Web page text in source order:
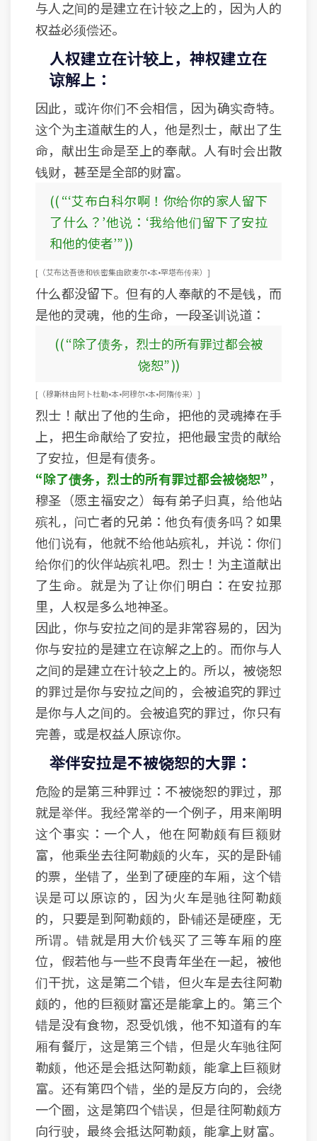
与人之间的是建立在计较之上的，因为人的
权益必须偿还。
人权建立在计较上，神权建立在
谅解上：
因此，或许你们不会相信，因为确实奇特。
这个为主道献生的人，他是烈士，献出了生
命，献出生命是至上的奉献。人有时会出散
钱财，甚至是全部的财富。
(( “‘艾布白科尔啊！你给你的家人留下
了什么？’他说：‘我给他们留下了安拉
和他的使者’” ))
[ （艾布达吾徳和铁密集由欧麦尔•本•罕塔布传来） ]
什么都没留下。但有的人奉献的不是钱，而
是他的灵魂，他的生命，一段圣训说道：
(( “除了债务，烈士的所有罪过都会被
饶恕” ))
[ （穆斯林由阿卜杜勒•本•阿穆尔•本•阿隋传来） ]
烈士！献出了他的生命，把他的灵魂捧在手
上，把生命献给了安拉，把他最宝贵的献给
了安拉，但是有债务。
“除了债务，烈士的所有罪过都会被饶恕” ，
穆圣（愿主福安之）每有弟子归真，给他站
殡礼，问亡者的兄弟：他负有债务吗？如果
他们说有，他就不给他站殡礼，并说：你们
给你们的伙伴站殡礼吧。烈士！为主道献出
了生命。就是为了让你们明白：在安拉那
里，人权是多么地神圣。
因此，你与安拉之间的是非常容易的，因为
你与安拉的是建立在谅解之上的。而你与人
之间的是建立在计较之上的。所以，被饶恕
的罪过是你与安拉之间的，会被追究的罪过
是你与人之间的。会被追究的罪过，你只有
完善，或是权益人原谅你。
举伴安拉是不被饶恕的大罪：
危险的是第三种罪过：不被饶恕的罪过，那
就是举伴。我经常举的一个例子，用来阐明
这个事实：一个人，他在阿勒颇有巨额财
富，他乘坐去往阿勒颇的火车，买的是卧铺
的票，坐错了，坐到了硬座的车厢，这个错
误是可以原谅的，因为火车是驰往阿勒颇
的，只要是到阿勒颇的，卧铺还是硬座，无
所谓。错就是用大价钱买了三等车厢的座
位，假若他与一些不良青年坐在一起，被他
们干扰，这是第二个错，但火车是去往阿勒
颇的，他的巨额财富还是能拿上的。第三个
错是没有食物，忍受饥饿，他不知道有的车
厢有餐厅，这是第三个错，但是火车驰往阿
勒颇，他还是会抵达阿勒颇，能拿上巨额财
富。还有第四个错，坐的是反方向的，会绕
一个圈，这是第四个错误，但是往阿勒颇方
向行驶，最终会抵达阿勒颇，能拿上财富。